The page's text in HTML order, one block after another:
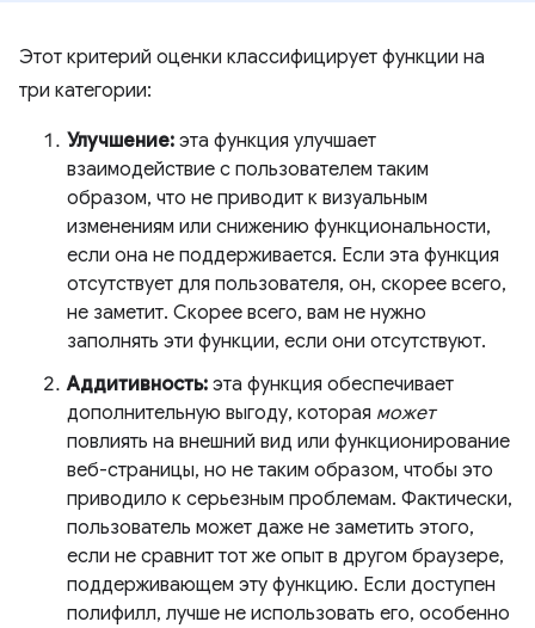
Этот критерий оценки классифицирует функции на
три категории:
Улучшение: эта функция улучшает
взаимодействие с пользователем таким
образом, что не приводит к визуальным
изменениям или снижению функциональности,
если она не поддерживается. Если эта функция
отсутствует для пользователя, он, скорее всего,
не заметит. Скорее всего, вам не нужно
заполнять эти функции, если они отсутствуют.
Аддитивность: эта функция обеспечивает
дополнительную выгоду, которая может
повлиять на внешний вид или функционирование
веб-страницы, но не таким образом, чтобы это
приводило к серьезным проблемам. Фактически,
пользователь может даже не заметить этого,
если не сравнит тот же опыт в другом браузере,
поддерживающем эту функцию. Если доступен
полифилл, лучше не использовать его, особенно